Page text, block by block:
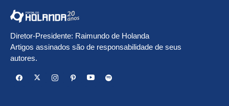
Diretor-Presidente: Raimundo de Holanda
Artigos assinados são de responsabilidade de seus
autores.